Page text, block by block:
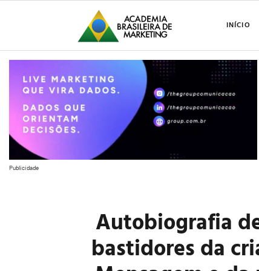
INÍCIO
Publicidade
Autobiografia
bastidores da